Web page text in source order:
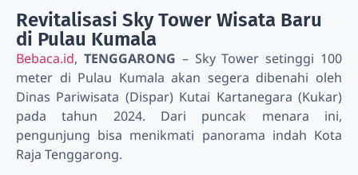
Revitalisasi Sky Tower Wisata Baru
di Pulau Kumala
Bebaca.id, TENGGARONG – Sky Tower setinggi 100
meter di Pulau Kumala akan segera dibenahi oleh
Dinas Pariwisata (Dispar) Kutai Kartanegara (Kukar)
pada tahun 2024. Dari puncak menara ini,
pengunjung bisa menikmati panorama indah Kota
Raja Tenggarong.